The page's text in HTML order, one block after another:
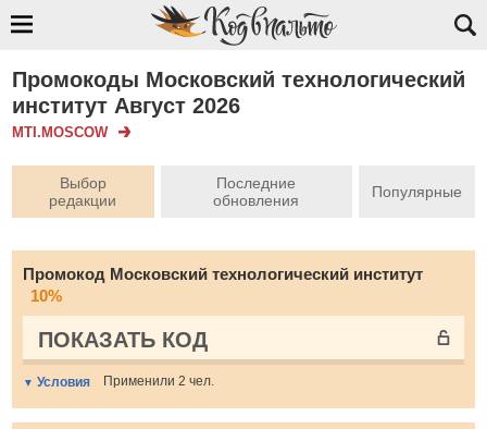
Промокоды Московский технологический
институт Август 2026
MTI.MOSCOW
Выбор
редакции
Последние
обновления
Популярные
Промокод Московский технологический институт
10%
ПОКАЗАТЬ КОД
Условия Применили 2 чел.